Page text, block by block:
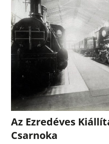
Az Ezredéves
Csarnoka